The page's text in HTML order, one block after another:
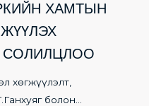
ХАМТЫН
СОЛИЛЦЛОО
хөгжүүлэлт,
болон...